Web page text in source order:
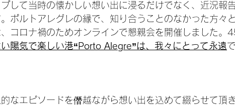
して当時の懐かしい想い出に浸るだけでなく、近況報
ポルトアレグレの縁で、知り合うことのなかった方々
コロナ禍のためオンラインで懇親会を開催しました。
陽気で楽しい港“Porto Alegre”は、我々にとって永遠
的なエピソードを僭越ながら想い出を込めて綴らせて頂